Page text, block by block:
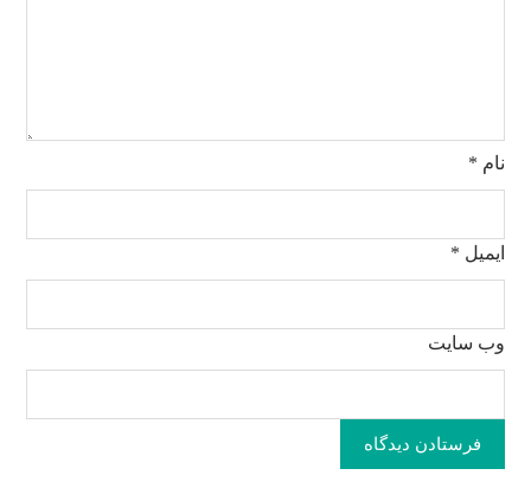
نام *
ایمیل *
وب‌ سایت
فرستادن دیدگاه